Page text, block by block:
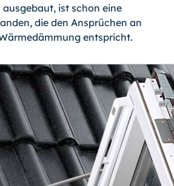
ist schon eine
die den Ansprüchen an
entspricht.